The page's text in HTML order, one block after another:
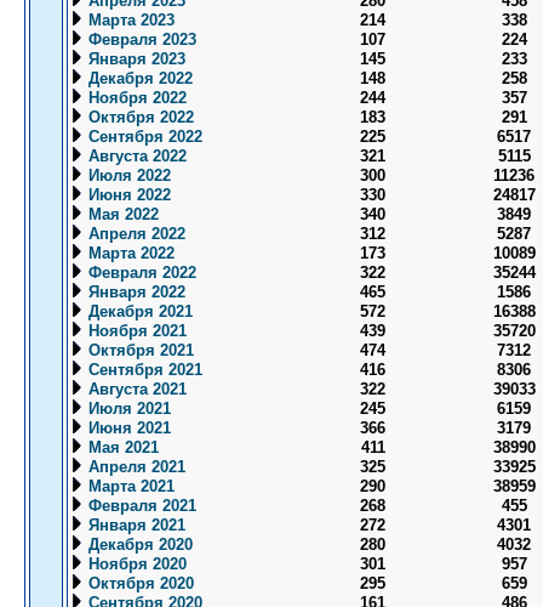
Марта 2023
214
338
Февраля 2023
107
224
Января 2023
145
233
Декабря 2022
148
258
Ноября 2022
244
357
Октября 2022
183
291
Сентября 2022
225
6517
Августа 2022
321
5115
Июля 2022
300
11236
Июня 2022
330
24817
Мая 2022
340
3849
Апреля 2022
312
5287
Марта 2022
173
10089
Февраля 2022
322
35244
Января 2022
465
1586
Декабря 2021
572
16388
Ноября 2021
439
35720
Октября 2021
474
7312
Сентября 2021
416
8306
Августа 2021
322
39033
Июля 2021
245
6159
Июня 2021
366
3179
Мая 2021
411
38990
Апреля 2021
325
33925
Марта 2021
290
38959
Февраля 2021
268
455
Января 2021
272
4301
Декабря 2020
280
4032
Ноября 2020
301
957
Октября 2020
295
659
Сентября 2020
161
486